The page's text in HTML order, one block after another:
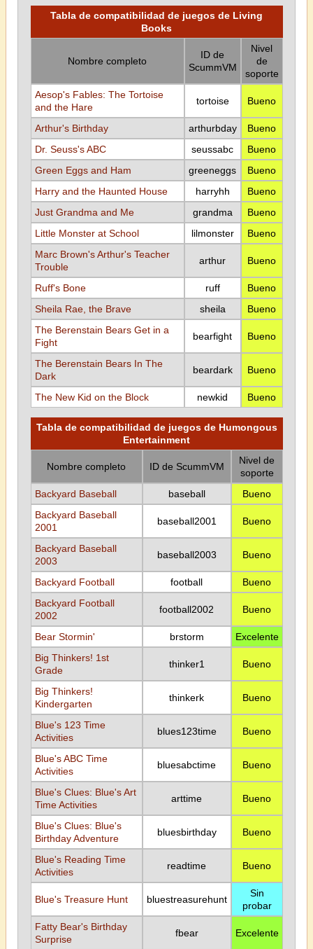
Tabla de compatibilidad de juegos de Living
Books
Nombre completo
ID de
ScummVM
Nivel
de
soporte
Aesop's Fables: The Tortoise
and the Hare
tortoise Bueno
Arthur's Birthday arthurbday
Bueno
Dr. Seuss's ABC
seussabc
Bueno
Green Eggs and Ham
greeneggs
Bueno
Harry and the Haunted House
harryhh
Bueno
Just Grandma and Me
grandma
Bueno
Little Monster at School
lilmonster
Bueno
Marc Brown's Arthur's Teacher
Trouble
arthur Bueno
Ruff's Bone ruff
Bueno
Sheila Rae, the Brave
sheila
Bueno
The Berenstain Bears Get in a
Fight
bearfight Bueno
The Berenstain Bears In The
Dark
beardark Bueno
The New Kid on the Block newkid Bueno
Tabla de compatibilidad de juegos de Humongous
Entertainment
Nombre completo ID de ScummVM
Nivel de
soporte
Backyard Baseball
baseball
Bueno
Backyard Baseball
2001
baseball2001 Bueno
Backyard Baseball
2003
baseball2003 Bueno
Backyard Football football
Bueno
Backyard Football
2002
football2002 Bueno
Bear Stormin' brstorm
Excelente
Big Thinkers! 1st
Grade
thinker1 Bueno
Big Thinkers!
Kindergarten
thinkerk Bueno
Blue's 123 Time
Activities
blues123time Bueno
Blue's ABC Time
Activities
bluesabctime Bueno
Blue's Clues: Blue's Art
Time Activities
arttime Bueno
Blue's Clues: Blue's
Birthday Adventure
bluesbirthday Bueno
Blue's Reading Time
Activities
readtime Bueno
Blue's Treasure Hunt bluestreasurehunt
Sin
probar
Fatty Bear's Birthday
Surprise
fbear Excelente